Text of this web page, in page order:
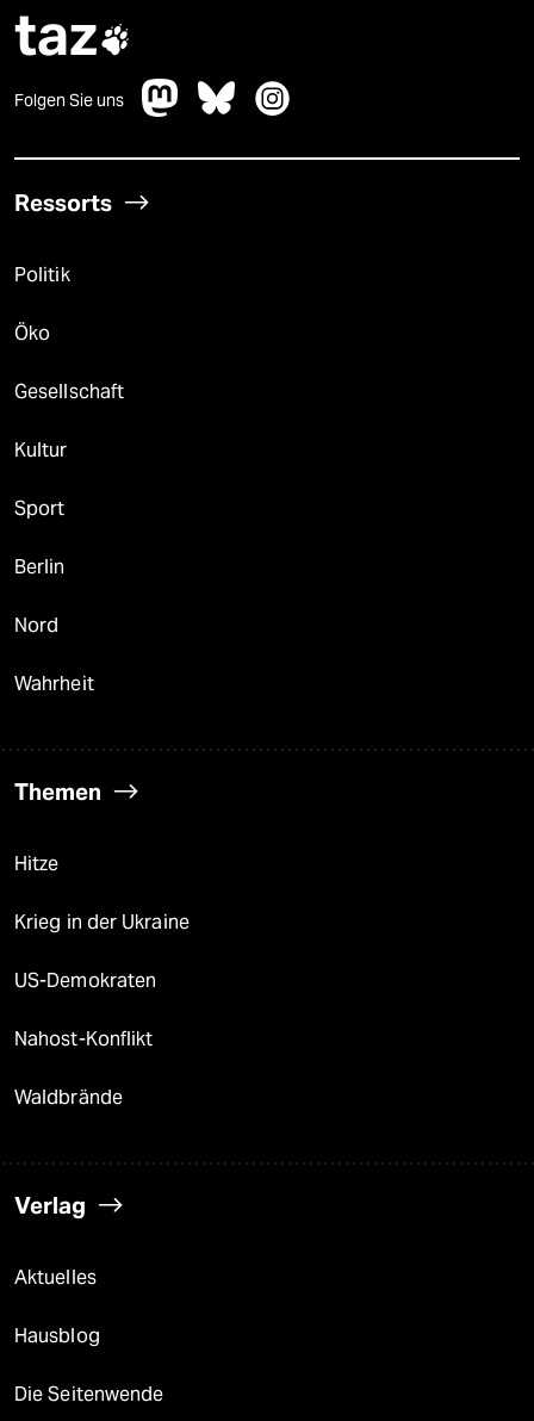
taz
Folgen Sie uns
Ressorts
Politik
Öko
Gesellschaft
Kultur
Sport
Berlin
Nord
Wahrheit
Themen
Hitze
Krieg in der Ukraine
US-Demokraten
Nahost-Konflikt
Waldbrände
Verlag
Aktuelles
Hausblog
Die Seitenwende